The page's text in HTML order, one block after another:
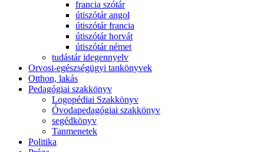
francia szótár
útiszótár angol
útiszótár francia
útiszótár horvát
útiszótár német
tudástár idegennyelv
Orvosi-egészségügyi tankönyvek
Otthon, lakás
Pedagógiai szakkönyv
Logopédiai Szakkönyv
Óvodapedagógiai szakkönyv
segédkönyv
Tanmenetek
Politika